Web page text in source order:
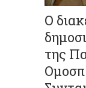
Ο
της